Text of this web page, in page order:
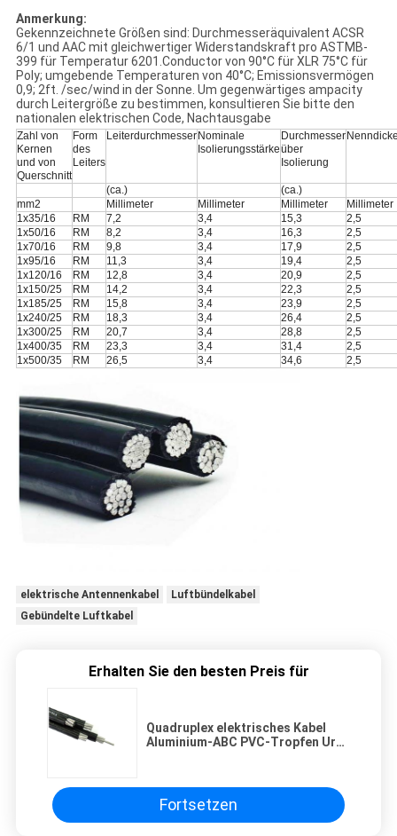
Anmerkung:
Gekennzeichnete Größen sind: Durchmesseräquivalent ACSR
6/1 und AAC mit gleichwertiger Widerstandskraft pro ASTMB-
399 für Temperatur 6201.Conductor von 90°C für XLR 75°C für
Poly; umgebende Temperaturen von 40°C; Emissionsvermögen
0,9; 2ft. /sec/wind in der Sonne. Um gegenwärtiges ampacity
durch Leitergröße zu bestimmen, konsultieren Sie bitte den
nationalen elektrischen Code, Nachtausgabe
Zahl von
Kernen
und von
Querschnitt
Form
des
Leiters
Leiterdurchmesser Nominale
Isolierungsstärke
Durchmesser
über
Isolierung
(ca.)
(ca.)
mm2
Millimeter Millimeter Millimeter
Millimeter
1x35/16
RM 7,2 3,4 15,3
2,5
1x50/16
RM 8,2 3,4 16,3
2,5
1x70/16
RM 9,8 3,4 17,9
2,5
1x95/16
RM 11,3 3,4 19,4
2,5
1x120/16
RM 12,8 3,4 20,9
2,5
1x150/25
RM 14,2 3,4 22,3
2,5
1x185/25
RM 15,8 3,4 23,9
2,5
1x240/25
RM 18,3 3,4 26,4
2,5
1x300/25
RM 20,7 3,4 28,8
2,5
1x400/35
RM 23,3 3,4 31,4
2,5
1x500/35
RM 26,5 3,4 34,6 2,5
elektrische Antennenkabel
Luftbündelkabel
Gebündelte Luftkabel
Erhalten Sie den besten Preis für
Quadruplex elektrisches Kabel
Aluminium-ABC PVC-Tropfen Urd-
Fortsetzen